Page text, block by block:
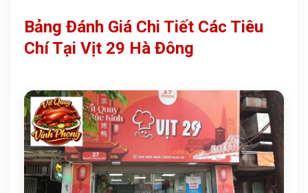
Bảng Đánh Giá Chi Tiết Các Tiêu
Chí Tại Vịt 29 Hà Đông